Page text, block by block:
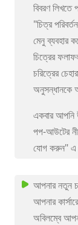
বিবরণ লিখতে
"চিত্র
মেনু ব্যবহার
চিত্রের
চরিত্রের
অনুসন্ধানকে
একবার আপনি
পপ-আউটের
যোগ করুন" এ
আপনার নতুন
আপনার
অবিলম্বে